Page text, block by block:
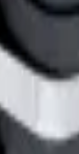
R-410A, optimiza